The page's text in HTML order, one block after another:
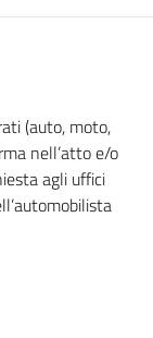
(auto, moto,
nell’atto e/o
agli uffici